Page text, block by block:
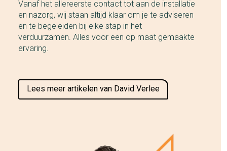
Vanaf het allereerste contact tot aan de installatie
en nazorg, wij staan altijd klaar om je te adviseren
en te begeleiden bij elke stap in het
verduurzamen. Alles voor een op maat gemaakte
ervaring.
Lees meer artikelen van David Verlee